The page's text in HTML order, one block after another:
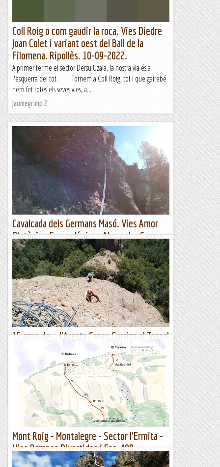
Coll Roig o com gaudir la roca. Vies Diedre
Joan Colet i variant oest del Ball de la
Filomena. Ripollès. 10-09-2022.
A primer terme el sector Dersu Uzala, la nostra via és a
l'esquerra del tot. Tornem a Coll Roig, tot i que gairebé
hem fet totes els seves vies, a...
Jaumegrimp 2
Cavalcada dels Germans Masó. Vies Amor
Plutònic - Ferran Júnior - Alexandre Camps
Padrós - La Mola.
Ja feia molt de temps que volia arribar al cim de la Mola
enllaçant els diferents contraforts de parets sumant vies
diferents i avui, dia de la cavalcada de...
Les altres vies...
15 anys de... l'Aresta Cases Garriga al Tossal
La zona dels Llengots i dels Bastets, al nord de Busa, ofereix
un bon regitzell d'arestes orientades d'est a oest i viceversa.
L'Aresta Cases Garriga que finalitza al Tossal del...
Romàntic Guerrer
Mont Roig - Montalegre - Sector l'Ermita -
Vies Rampes Divertides i Eco-409
-02/12/2022